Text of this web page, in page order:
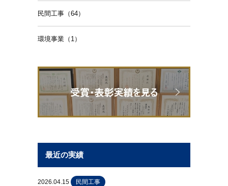
民間工事（64）
環境事業（1）
最近の実績
2026.04.15 民間工事